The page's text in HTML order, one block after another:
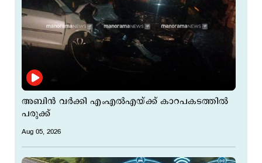
അബിൻ വർക്കി എംഎൽഎയ്ക്ക് കാറപകടത്തിൽ
പരുക്ക്
Aug 05, 2026